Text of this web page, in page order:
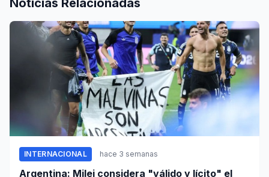
INTERNACIONAL hace 3 semanas
Argentina: Milei considera "válido y lícito" el